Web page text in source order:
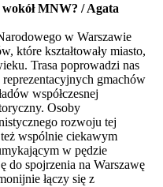
MNW? / Agata
w Warszawie
które kształtowały miasto,
Trasa poprowadzi nas
gmachów
współczesnej
Osoby
rozwoju tej
wspólnie ciekawym
w pędzie
do spojrzenia na Warszawę
łączy się z